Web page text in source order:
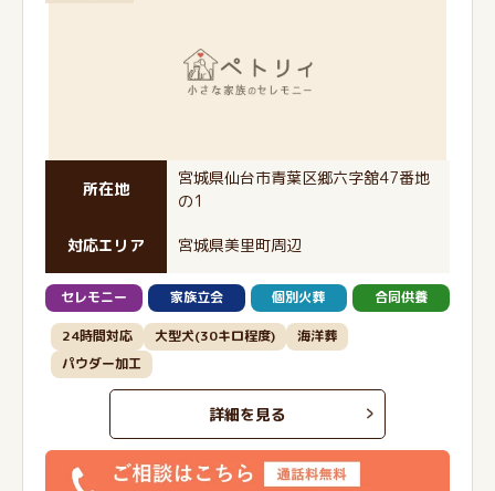
所在地
宮城県仙台市青葉区郷六字舘47番地
の1
対応エリア 宮城県美里町周辺
セレモニー 家族立会 個別火葬 合同供養
24時間対応 大型犬(30キロ程度)
海洋葬
パウダー加工
詳細を見る